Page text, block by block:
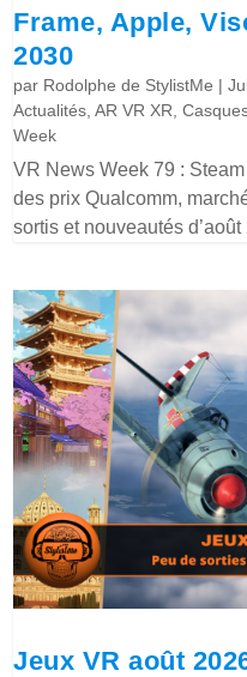
Frame, Apple,
2030
par Rodolphe de StylistMe |
Actualités ,AR VR XR ,
Week
VR News Week 79 :
des prix Qualcomm,
sortis et nouveautés d’août
Jeux VR août